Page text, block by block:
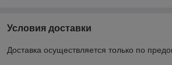
Условия доставки
Доставка осуществляется только по